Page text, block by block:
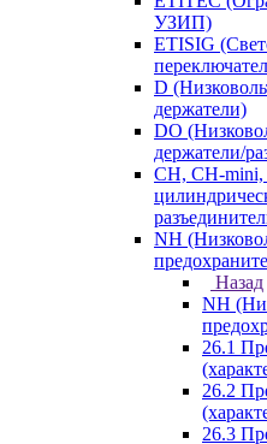
УЗИП)
ETISIG
D
держатели)
DO
держатели/
CH, CH-mini,
NH
Назад
NH
26.1
26.2
26.3